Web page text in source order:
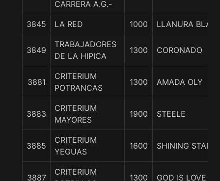
CARRERA A.G.-
3845 LA RED 1000 LLANURA
3849
TRABAJADORES
DE LA HIPICA
1300 CORONADO
3881
CRITERIUM
POTRANCAS
1300 AMADA OLY
3883
CRITERIUM
MAYORES
1900 STEELE
3885
CRITERIUM
YEGUAS
1600 SHINING STAR
3887
CRITERIUM
1300 GOD IS LOVE